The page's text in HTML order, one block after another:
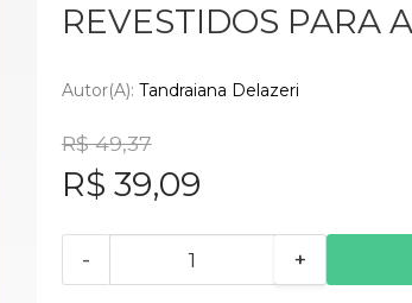
REVESTIDOS PARA
Autor(a): Tandraiana Delazeri
R$ 49,37
R$ 39,09
- +